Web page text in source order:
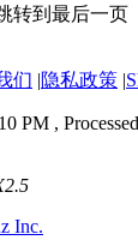
转到最后一页
们 |隐私政策 |
PM ,
Inc.